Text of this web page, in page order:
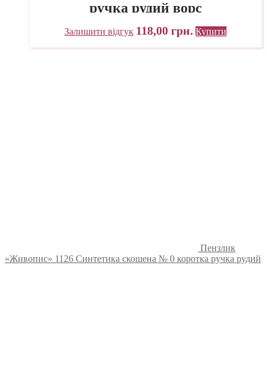
ручка рудий ворс
Залишити відгук 118,00 грн. Купити
Пензлик
«Живопис» 1126 Синтетика скошена № 0 коротка ручка рудий